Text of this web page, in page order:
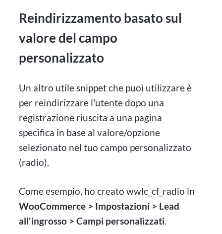
Reindirizzamento basato sul
valore del campo
personalizzato
Un altro utile snippet che puoi utilizzare è
per reindirizzare l'utente dopo una
registrazione riuscita a una pagina
specifica in base al valore/opzione
selezionato nel tuo campo personalizzato
(radio).
Come esempio, ho creato wwlc_cf_radio in
WooCommerce > Impostazioni > Lead
all'ingrosso > Campi personalizzati.